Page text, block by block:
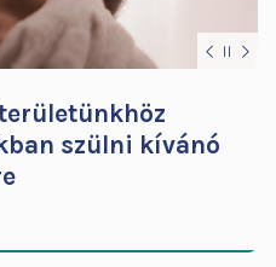
szülni kívánó